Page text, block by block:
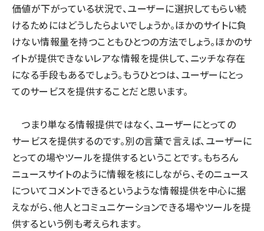
価値が下がっている状況で、ユーザーに選択してもらい続
けるためにはどうしたらよいでしょうか。ほかのサイトに負
けない情報量を持つこともひとつの方法でしょう。ほかのサ
イトが提供できないレアな情報を提供して、ニッチな存在
になる手段もあるでしょう。もうひとつは、ユーザーにとっ
てのサービスを提供することだと思います。
つまり単なる情報提供ではなく、ユーザーにとっての
サービスを提供するのです。別の言葉で言えば、ユーザーに
とっての場やツールを提供するということです。もちろん
ニュースサイトのように情報を核にしながら、そのニュース
についてコメントできるというような情報提供を中心に据
えながら、他人とコミュニケーションできる場やツールを提
供するという例も考えられます。